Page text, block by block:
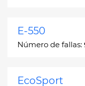
E-550
Número de fallas:
EcoSport